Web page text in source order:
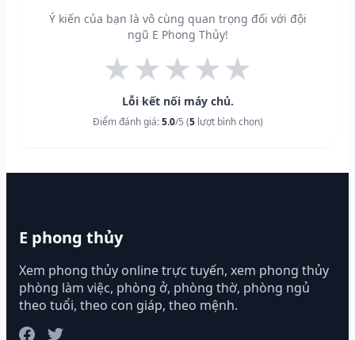
Ý kiến của bạn là vô cùng quan trọng đối với đội
ngũ E Phong Thủy!
★★★★★
Lỗi kết nối máy chủ.
Điểm đánh giá:5.0/5 (5lượt bình chọn)
E phong thủy
Xem phong thủy online trực tuyến, xem phong thủy
phòng làm việc, phòng ở, phòng thờ, phòng ngủ
theo tuổi, theo con giáp, theo mệnh.